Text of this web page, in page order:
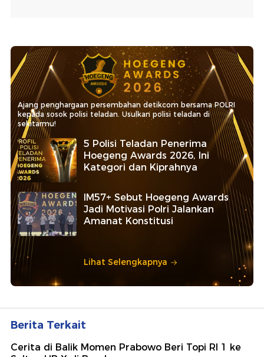
Ajang penghargaan persembahan detikcom bersama POLRI
kepada sosok polisi teladan. Usulkan polisi teladan di
sekitarmu!
5 Polisi Teladan Penerima
Hoegeng Awards 2026, Ini
Kategori dan Kiprahnya
IM57+ Sebut Hoegeng Awards
Jadi Motivasi Polri Jalankan
Amanat Konstitusi
Lihat Selengkapnya
Berita Terkait
Cerita di Balik Momen Prabowo Beri Topi RI 1 ke